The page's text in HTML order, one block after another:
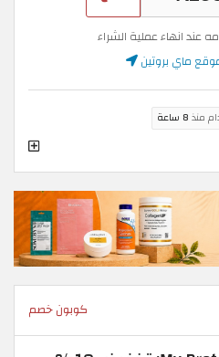
عند انهاء عملية الشراء
ماي بروتين
منذ 8 ساعة
كوبون خصم